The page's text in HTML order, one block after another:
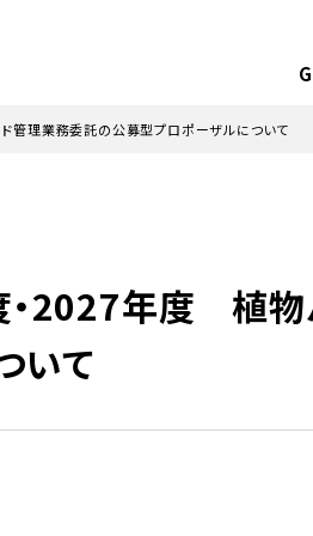
管理業務委託の公募型プロポーザルについて
2027年度 植物
いて